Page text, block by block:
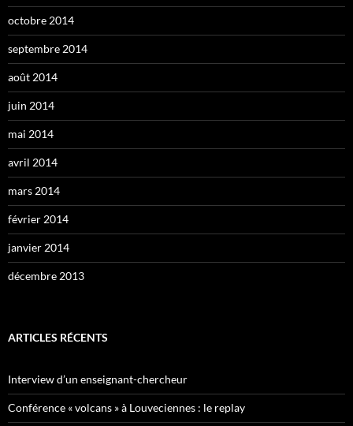
octobre 2014
septembre 2014
août 2014
juin 2014
mai 2014
avril 2014
mars 2014
février 2014
janvier 2014
décembre 2013
ARTICLES RÉCENTS
Interview d’un enseignant-chercheur
Conférence « volcans » à Louveciennes : le replay